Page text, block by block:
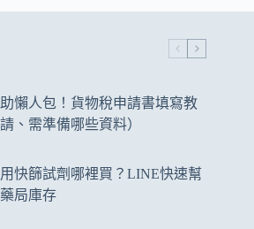
懶人包！貨物稅申請書填寫教
、需準備哪些資料）
快篩試劑哪裡買？LINE快速幫
局庫存